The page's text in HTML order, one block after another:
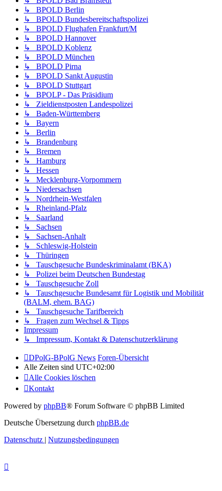
↳ BPOLD Berlin
↳ BPOLD Bundesbereitschaftspolizei
↳ BPOLD Flughafen Frankfurt/M
↳ BPOLD Hannover
↳ BPOLD Koblenz
↳ BPOLD München
↳ BPOLD Pirna
↳ BPOLD Sankt Augustin
↳ BPOLD Stuttgart
↳ BPOLP - Das Präsidium
↳ Zieldienstposten Landespolizei
↳ Baden-Württemberg
↳ Bayern
↳ Berlin
↳ Brandenburg
↳ Bremen
↳ Hamburg
↳ Hessen
↳ Mecklenburg-Vorpommern
↳ Niedersachsen
↳ Nordrhein-Westfalen
↳ Rheinland-Pfalz
↳ Saarland
↳ Sachsen
↳ Sachsen-Anhalt
↳ Schleswig-Holstein
↳ Thüringen
↳ Tauschgesuche Bundeskriminalamt (BKA)
↳ Polizei beim Deutschen Bundestag
↳ Tauschgesuche Zoll
↳ Tauschgesuche Bundesamt für Logistik und Mobilität
(BALM, ehem. BAG)
↳ Tauschgesuche Tarifbereich
↳ Fragen zum Wechsel & Tipps
Impressum
↳ Impressum, Kontakt & Datenschutzerklärung
DPolG-BPolG News Foren-Übersicht
Alle Zeiten sind UTC+02:00
Alle Cookies löschen
Kontakt
Powered by phpBB® Forum Software © phpBB Limited
Deutsche Übersetzung durch phpBB.de
Datenschutz
Nutzungsbedingungen